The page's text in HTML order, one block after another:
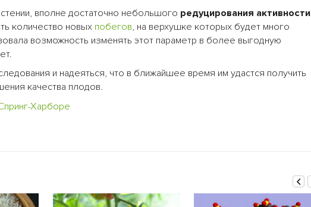
вполне достаточно небольшого редуцирования активности
количество новых побегов, на верхушке которых будет много
возможность изменять этот параметр в более выгодную
и надеяться, что в ближайшее время им удастся получить
качества плодов.
Харборе